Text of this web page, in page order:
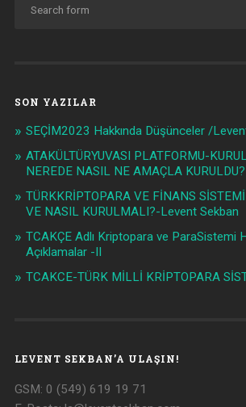
SON YAZILAR
SEÇİM2023 Hakkında Düşünceler /
ATAKÜLTÜRYUVASI PLATFORMU-
NEREDE NASIL NE AMAÇLA
TÜRKKRİPTOPARA VE FİNANS
VE NASIL KURULMALI?-Levent Sekban
TCAKÇE Adlı Kriptopara ve ParaSistemi
Açıklamalar -II
TCAKCE-TÜRK MİLLİ KRİPTOPARA
LEVENT SEKBAN’A ULAŞIN!
GSM: 0 (549) 619 19 71